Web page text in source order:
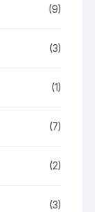
(9)
(3)
(1)
(7)
(2)
(3)